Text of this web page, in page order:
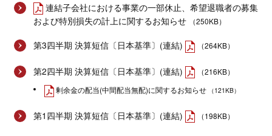
連結子会社における事業の一部休止、希望退職者の募集
および特別損失の計上に関するお知らせ
（250KB）
第3四半期 決算短信〔日本基準〕(連結) （264KB）
第2四半期 決算短信〔日本基準〕(連結)
（216KB）
剰余金の配当(中間配当無配)に関するお知らせ
（121KB）
第1四半期 決算短信〔日本基準〕(連結) （198KB）